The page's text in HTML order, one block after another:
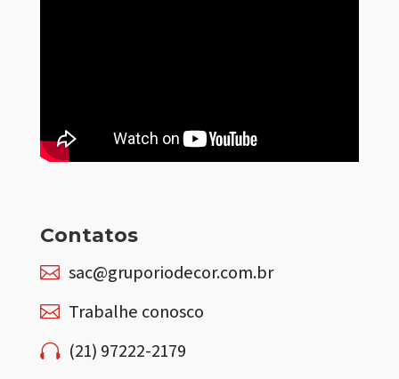
Contatos
 sac@gruporiodecor.com.br
 Trabalhe conosco
 (21) 97222-2179